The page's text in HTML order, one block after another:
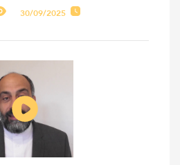
30/09/2025